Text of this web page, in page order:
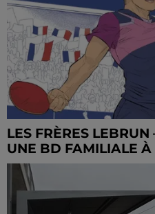
LES FRÈRES
UNE BD FAMILIALE À